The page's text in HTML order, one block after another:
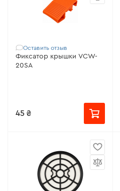
Оставить отзыв
Фиксатор крышки VCW-
20SA
45 ₴